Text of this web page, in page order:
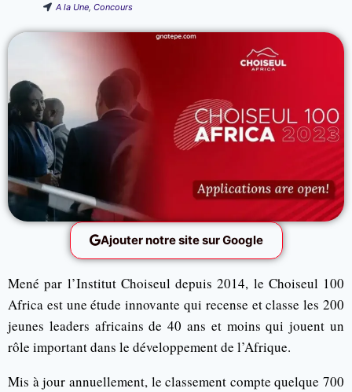
A la Une,Concours
Ajouter notre site sur Google
Mené par l’Institut Choiseul depuis 2014, le Choiseul 100
Africa est une étude innovante qui recense et classe les 200
jeunes leaders africains de 40 ans et moins qui jouent un
rôle important dans le développement de l’Afrique.
Mis à jour annuellement, le classement compte quelque 700